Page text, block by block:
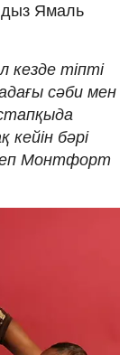
Ямаль
кезде тіпті
сәби мен
бәрі
Монтфорт